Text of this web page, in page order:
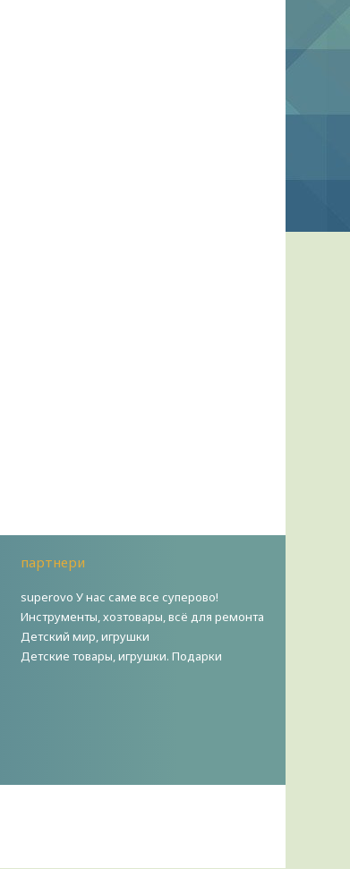
партнери
superovo У нас саме все суперово!
Инструменты, хозтовары, всё для ремонта
Детский мир, игрушки
Детские товары, игрушки. Подарки